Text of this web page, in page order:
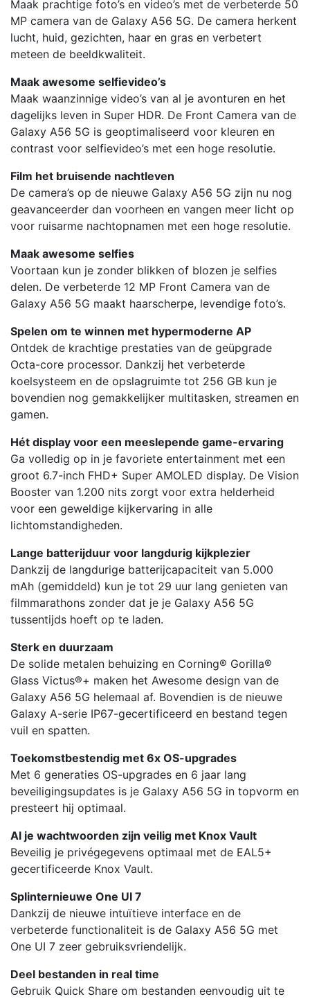
Maak prachtige foto’s en video’s met de verbeterde 50
MP camera van de Galaxy A56 5G. De camera herkent
lucht, huid, gezichten, haar en gras en verbetert
meteen de beeldkwaliteit.
Maak awesome selfievideo’s
Maak waanzinnige video’s van al je avonturen en het
dagelijks leven in Super HDR. De Front Camera van de
Galaxy A56 5G is geoptimaliseerd voor kleuren en
contrast voor selfievideo’s met een hoge resolutie.
Film het bruisende nachtleven
De camera’s op de nieuwe Galaxy A56 5G zijn nu nog
geavanceerder dan voorheen en vangen meer licht op
voor ruisarme nachtopnamen met een hoge resolutie.
Maak awesome selfies
Voortaan kun je zonder blikken of blozen je selfies
delen. De verbeterde 12 MP Front Camera van de
Galaxy A56 5G maakt haarscherpe, levendige foto’s.
Spelen om te winnen met hypermoderne AP
Ontdek de krachtige prestaties van de geüpgrade
Octa-core processor. Dankzij het verbeterde
koelsysteem en de opslagruimte tot 256 GB kun je
bovendien nog gemakkelijker multitasken, streamen en
gamen.
Hét display voor een meeslepende game-ervaring
Ga volledig op in je favoriete entertainment met een
groot 6.7-inch FHD+ Super AMOLED display. De Vision
Booster van 1.200 nits zorgt voor extra helderheid
voor een geweldige kijkervaring in alle
lichtomstandigheden.
Lange batterijduur voor langdurig kijkplezier
Dankzij de langdurige batterijcapaciteit van 5.000
mAh (gemiddeld) kun je tot 29 uur lang genieten van
filmmarathons zonder dat je je Galaxy A56 5G
tussentijds hoeft op te laden.
Sterk en duurzaam
De solide metalen behuizing en Corning® Gorilla®
Glass Victus®+ maken het Awesome design van de
Galaxy A56 5G helemaal af. Bovendien is de nieuwe
Galaxy A-serie IP67-gecertificeerd en bestand tegen
vuil en spatten.
Toekomstbestendig met 6x OS-upgrades
Met 6 generaties OS-upgrades en 6 jaar lang
beveiligingsupdates is je Galaxy A56 5G in topvorm en
presteert hij optimaal.
Al je wachtwoorden zijn veilig met Knox Vault
Beveilig je privégegevens optimaal met de EAL5+
gecertificeerde Knox Vault.
Splinternieuwe One UI 7
Dankzij de nieuwe intuïtieve interface en de
verbeterde functionaliteit is de Galaxy A56 5G met
One UI 7 zeer gebruiksvriendelijk.
Deel bestanden in real time
Gebruik Quick Share om bestanden eenvoudig uit te